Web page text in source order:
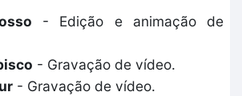
- Edição e animação de
- Gravação de vídeo.
- Gravação de vídeo.